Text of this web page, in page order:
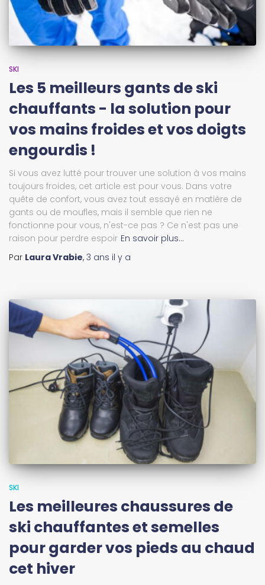
SKI
Les 5 meilleurs gants de ski
chauffants - la solution pour
vos mains froides et vos doigts
engourdis !
Si vous avez lutté pour trouver une solution à vos mains
toujours froides, cet article est pour vous. Dans votre
quête de confort, vous avez tout essayé en matière de
gants ou de moufles, mais il semble que rien ne
fonctionne pour vous, n'est-ce pas ? Ce n'est pas une
raison pour perdre espoir En savoir plus…
Par Laura Vrabie, 3 ans il y a
SKI
Les meilleures chaussures de
ski chauffantes et semelles
pour garder vos pieds au chaud
cet hiver